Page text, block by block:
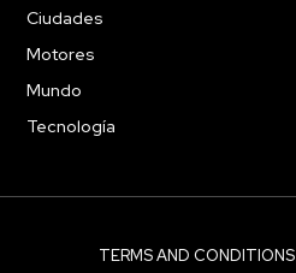
Ciudades
Motores
Mundo
Tecnología
TERMS AND CONDITIONS